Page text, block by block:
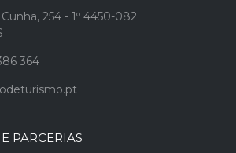
254 - 1º 4450-082
364
PARCERIAS